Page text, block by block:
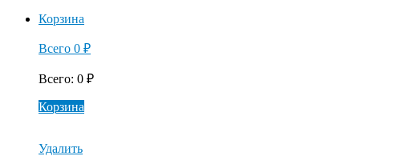
Корзина
Всего 0 ₽
Всего: 0 ₽
Корзина
Удалить